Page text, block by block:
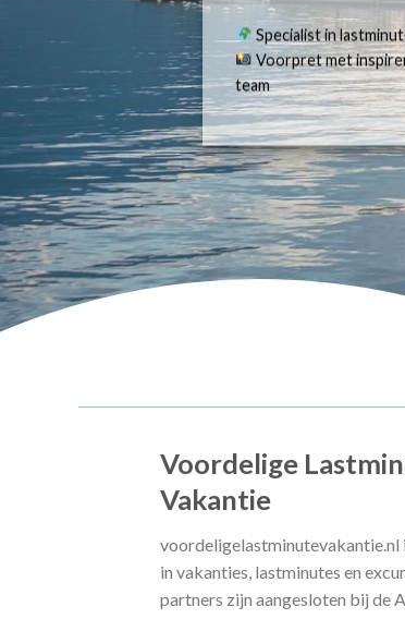
Specialist in
Voorpret met
team
Voordelige
Vakantie
voordeligelastminutevakantie.nl
in vakanties, lastminutes en
partners zijn aangesloten bij de